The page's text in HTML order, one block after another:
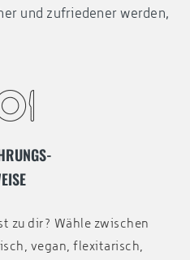
und zufriedener werden,
zu dir? Wähle zwischen
vegan, flexitarisch,